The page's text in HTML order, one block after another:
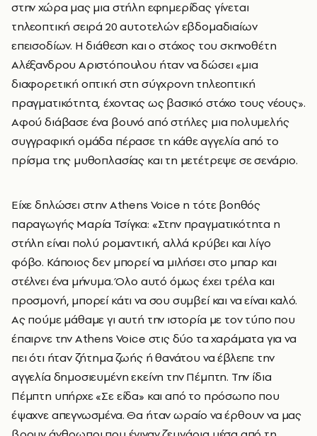
στην χώρα μας μια στήλη εφημερίδας γίνεται
τηλεοπτική σειρά 20 αυτοτελών εβδομαδιαίων
επεισοδίων. Η διάθεση και ο στόχος του σκηνοθέτη
Αλέξανδρου Αριστόπουλου ήταν να δώσει «μια
διαφορετική οπτική στη σύγχρονη τηλεοπτική
πραγματικότητα, έχοντας ως βασικό στόχο τους νέους».
Αφού διάβασε ένα βουνό από στήλες μια πολυμελής
συγγραφική ομάδα πέρασε τη κάθε αγγελία από το
πρίσμα της μυθοπλασίας και τη μετέτρεψε σε σενάριο.
Είχε δηλώσει στην Athens Voice η τότε βοηθός
παραγωγής Μαρία Τσίγκα: «Στην πραγματικότητα η
στήλη είναι πολύ ρομαντική, αλλά κρύβει και λίγο
φόβο. Κάποιος δεν μπορεί να μιλήσει στο μπαρ και
στέλνει ένα μήνυμα. Όλο αυτό όμως έχει τρέλα και
προσμονή, μπορεί κάτι να σου συμβεί και να είναι καλό.
Ας πούμε μάθαμε γι αυτή την ιστορία με τον τύπο που
έπαιρνε την Athens Voice στις δύο τα χαράματα για να
πει ότι ήταν ζήτημα ζωής ή θανάτου να έβλεπε την
αγγελία δημοσιευμένη εκείνη την Πέμπτη. Την ίδια
Πέμπτη υπήρχε «Σε είδα» και από το πρόσωπο που
έψαχνε απεγνωσμένα. Θα ήταν ωραίο να έρθουν να μας